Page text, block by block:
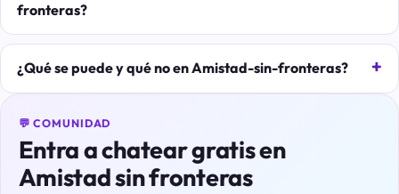
fronteras?
¿Qué se puede y qué no en Amistad-sin-fronteras?
💬 COMUNIDAD
Entra a chatear gratis en
Amistad sin fronteras